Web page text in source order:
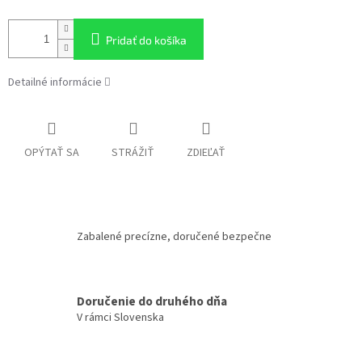
Pridať do košíka
Detailné informácie
OPÝTAŤ SA STRÁŽIŤ ZDIEĽAŤ
Zabalené precízne, doručené bezpečne
Doručenie do druhého dňa
V rámci Slovenska